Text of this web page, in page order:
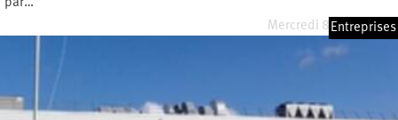
par…
Mercredi 8 juillet 2020
Entreprises